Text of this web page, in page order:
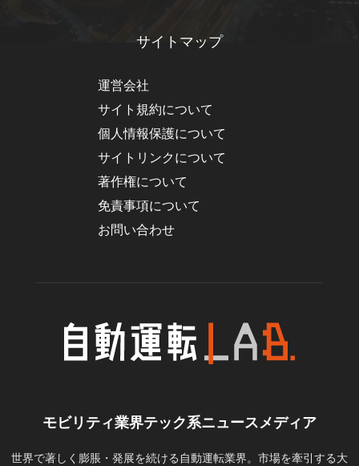
サイトマップ
運営会社
サイト規約について
個人情報保護について
サイトリンクについて
著作権について
免責事項について
お問い合わせ
モビリティ業界テック系ニュースメディア
世界で著しく膨脹・発展を続ける自動運転業界。市場を牽引する大